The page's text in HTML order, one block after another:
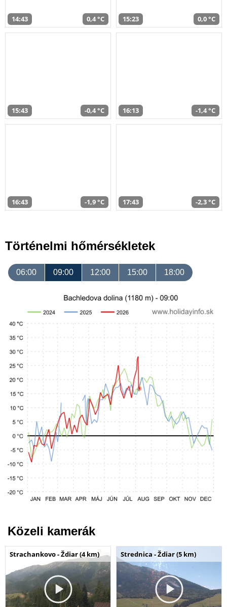
14:43 0,4 °C 15:23 0,0 °C
15:43 -0,4 °C 16:13 -1,4 °C
16:43 -1,9 °C 17:43 -2,3 °C
Történelmi hőmérsékletek
06:00 09:00 12:00 15:00 18:00
Közeli kamerák
Strachankovo - Ždiar (4 km) Strednica - Ždiar (5 km)